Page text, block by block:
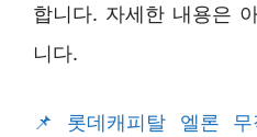
합니다. 자세한 내용은
니다.
롯데캐피탈 엘론